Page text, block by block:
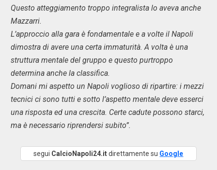
Questo atteggiamento troppo integralista lo aveva anche
Mazzarri.
L’approccio alla gara è fondamentale e a volte il Napoli
dimostra di avere una certa immaturità. A volta è una
struttura mentale del gruppo e questo purtroppo
determina anche la classifica.
Domani mi aspetto un Napoli voglioso di ripartire: i mezzi
tecnici ci sono tutti e sotto l’aspetto mentale deve esserci
una risposta ed una crescita. Certe cadute possono starci,
ma è necessario riprendersi subito”.
segui CalcioNapoli24.itdirettamente su Google